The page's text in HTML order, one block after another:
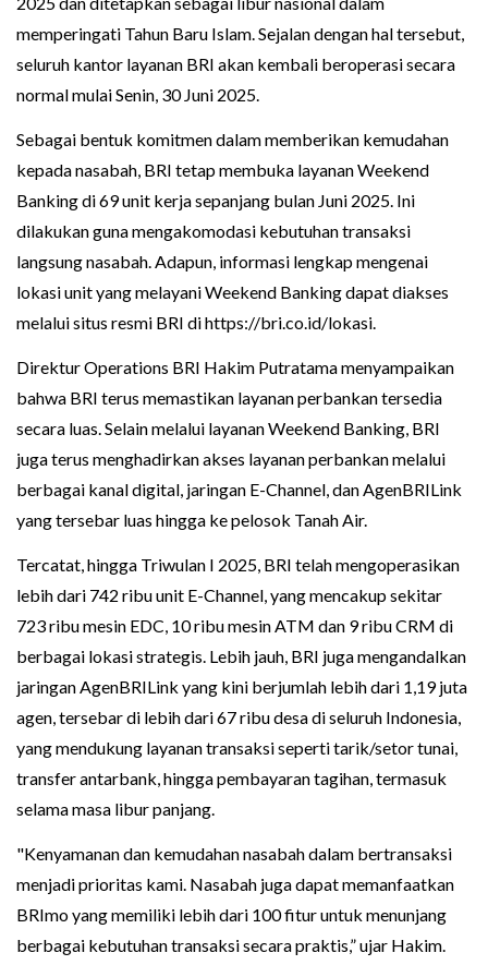
memperingati Tahun Baru Islam. Sejalan dengan hal tersebut,
seluruh kantor layanan BRI akan kembali beroperasi secara
normal mulai Senin, 30 Juni 2025.
Sebagai bentuk komitmen dalam memberikan kemudahan
kepada nasabah, BRI tetap membuka layanan Weekend
Banking di 69 unit kerja sepanjang bulan Juni 2025. Ini
dilakukan guna mengakomodasi kebutuhan transaksi
langsung nasabah. Adapun, informasi lengkap mengenai
lokasi unit yang melayani Weekend Banking dapat diakses
melalui situs resmi BRI di https://bri.co.id/lokasi.
Direktur Operations BRI Hakim Putratama menyampaikan
bahwa BRI terus memastikan layanan perbankan tersedia
secara luas. Selain melalui layanan Weekend Banking, BRI
juga terus menghadirkan akses layanan perbankan melalui
berbagai kanal digital, jaringan E-Channel, dan AgenBRILink
yang tersebar luas hingga ke pelosok Tanah Air.
Tercatat, hingga Triwulan I 2025, BRI telah mengoperasikan
lebih dari 742 ribu unit E-Channel, yang mencakup sekitar
723 ribu mesin EDC, 10 ribu mesin ATM dan 9 ribu CRM di
berbagai lokasi strategis. Lebih jauh, BRI juga mengandalkan
jaringan AgenBRILink yang kini berjumlah lebih dari 1,19 juta
agen, tersebar di lebih dari 67 ribu desa di seluruh Indonesia,
yang mendukung layanan transaksi seperti tarik/setor tunai,
transfer antarbank, hingga pembayaran tagihan, termasuk
selama masa libur panjang.
"Kenyamanan dan kemudahan nasabah dalam bertransaksi
menjadi prioritas kami. Nasabah juga dapat memanfaatkan
BRImo yang memiliki lebih dari 100 fitur untuk menunjang
berbagai kebutuhan transaksi secara praktis,” ujar Hakim.